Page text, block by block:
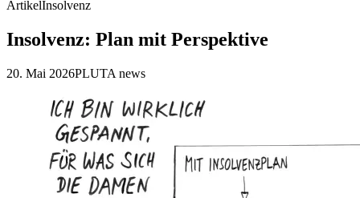
ArtikelInsolvenz
Insolvenz: Plan mit Perspektive
20. Mai 2026PLUTA news